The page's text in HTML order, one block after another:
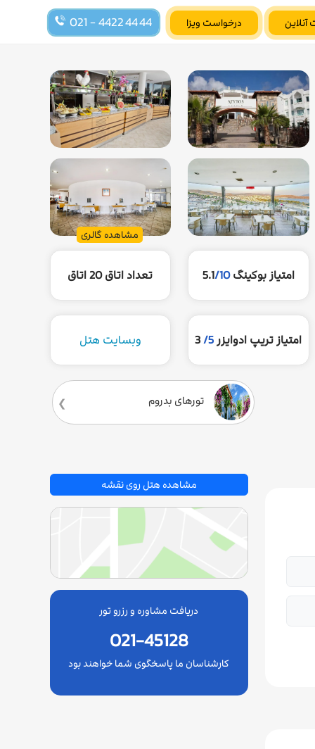
درخواست ویزا 021 - 4422 44 44 آنلاین
مشاهده گالری
امتیاز بوکینگ 5.1/10 تعداد اتاق20 اتاق
امتیاز تریپ ادوایزر5/
3 وبسایت هتل
تورهای بدروم
مشاهده هتل روی نقشه
دریافت مشاوره و رزرو تور
021-45128
کارشناسان ما پاسخگوی شما خواهند بود